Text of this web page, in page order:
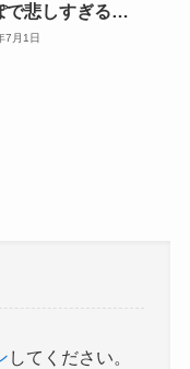
で悲しすぎる…
7月1日
してください。